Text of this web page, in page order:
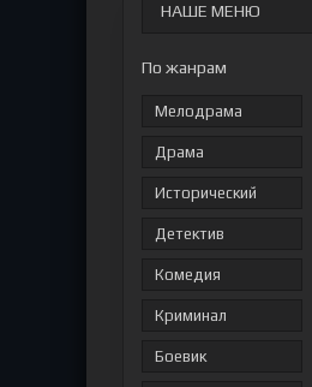
НАШЕ МЕНЮ
По жанрам
Мелодрама
Драма
Исторический
Детектив
Комедия
Криминал
Боевик